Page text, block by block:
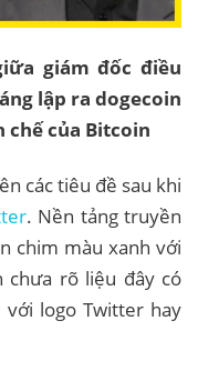
giám đốc điều
lập ra dogecoin
của Bitcoin
các tiêu đề sau khi
. Nền tảng truyền
chim màu xanh với
chưa rõ liệu đây có
logo Twitter hay